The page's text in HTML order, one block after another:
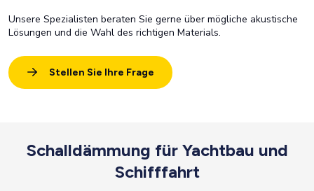
Unsere Spezialisten beraten Sie gerne über mögliche akustische
Lösungen und die Wahl des richtigen Materials.
Stellen Sie Ihre Frage
Schalldämmung für Yachtbau und
Schifffahrt